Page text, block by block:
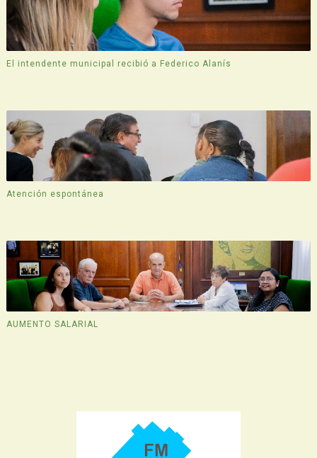
El intendente municipal recibió a Federico Alanís
Atención espontánea
AUMENTO SALARIAL